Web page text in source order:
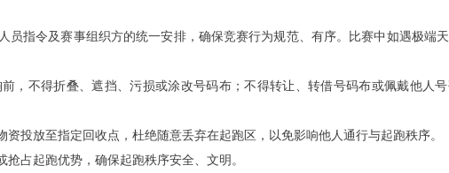
员指令及赛事组织方的统一安排，确保竞赛行为规范、有序。比赛中如遇极端
前，不得折叠、遮挡、污损或涂改号码布；不得转让、转借号码布或佩戴他人
投放至指定回收点，杜绝随意丢弃在起跑区，以免影响他人通行与起跑秩序。
占起跑优势，确保起跑秩序安全、文明。